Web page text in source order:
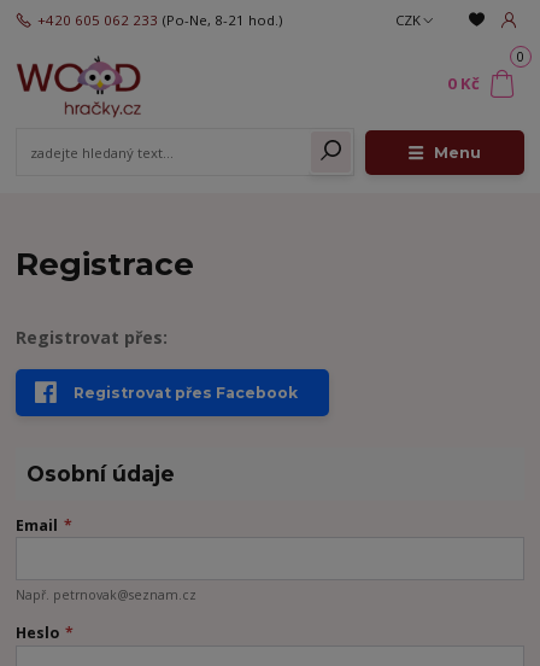
Menu
CZK
+420 605 062 233 (Po-Ne, 8-21 hod.)
0
0 Kč
Registrace
Registrovat přes:
Registrovat přes Facebook
Osobní údaje
Email *
Např. petrnovak@seznam.cz
Heslo *